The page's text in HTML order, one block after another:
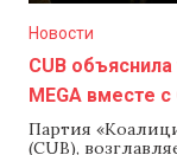
Новости
CUB
MEGA вместе
Партия
(CUB),